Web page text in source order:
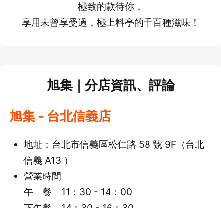
極致的款待你，
享用未曾享受過，極上料亭的千百種滋味！
旭集｜分店資訊、評論
旭集 - 台北信義店
地址：台北市信義區松仁路 58 號 9F（台北
信義 A13 ）
營業時間
午 餐 11：30 - 14：00